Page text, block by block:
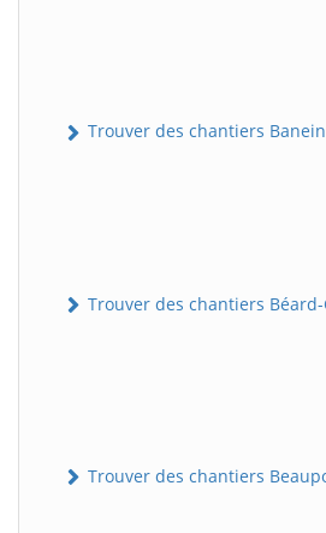
Trouver des chantiers
Trouver des chantiers
Trouver des chantiers